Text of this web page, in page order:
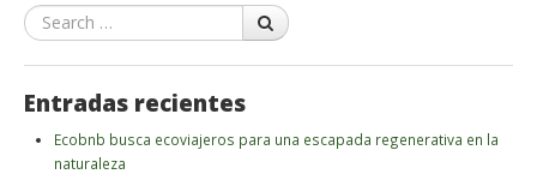
Search
Entradas recientes
Ecobnb busca ecoviajeros para una escapada regenerativa en la
naturaleza